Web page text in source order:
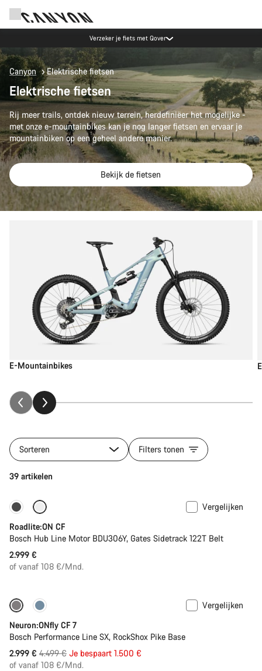
Verzeker je fiets met Qover
Canyon Elektrische fietsen
Elektrische fietsen
Rij meer trails, ontdek nieuw terrein, herdefiniëer het mogelijke -
met onze e-mountainbikes kan je nog langer fietsen en ervaar je
mountainbiken op een geheel andere manier.
Bekijk de fietsen
E-Mountainbikes
Sorteren Filters tonen
39 artikelen
Carbon lichtgewicht
Vergelijken
Roadlite:ON CF
Bosch Hub Line Motor BDU306Y, Gates Sidetrack 122T Belt
2.999 €
of vanaf 108 €/Mnd.
Enkel beschikbaar in maat L | XL
Vergelijken
Neuron:ONfly CF 7
Bosch Performance Line SX, RockShox Pike Base
2.999 € Originele
Prijs
4.499 € Je bespaart 1.500 €
of vanaf 108 €/Mnd.